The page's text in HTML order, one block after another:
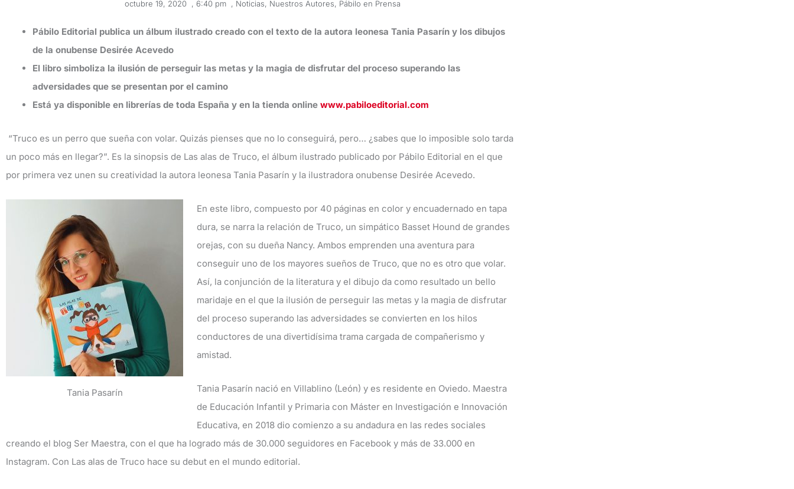
octubre 19, 2020 , 6:40 pm , Noticias, Nuestros Autores, Pábilo en Prensa
Pábilo Editorial publica un álbum ilustrado creado con el texto de la autora leonesa Tania Pasarín y los dibujos
de la onubense Desirée Acevedo
El libro simboliza la ilusión de perseguir las metas y la magia de disfrutar del proceso superando las
adversidades que se presentan por el camino
Está ya disponible en librerías de toda España y en la tienda online www.pabiloeditorial.com
“Truco es un perro que sueña con volar. Quizás pienses que no lo conseguirá, pero… ¿sabes que lo imposible solo tarda
un poco más en llegar?”. Es la sinopsis de Las alas de Truco, el álbum ilustrado publicado por Pábilo Editorial en el que
por primera vez unen su creatividad la autora leonesa Tania Pasarín y la ilustradora onubense Desirée Acevedo.
Tania Pasarín
En este libro, compuesto por 40 páginas en color y encuadernado en tapa
dura, se narra la relación de Truco, un simpático Basset Hound de grandes
orejas, con su dueña Nancy. Ambos emprenden una aventura para
conseguir uno de los mayores sueños de Truco, que no es otro que volar.
Así, la conjunción de la literatura y el dibujo da como resultado un bello
maridaje en el que la ilusión de perseguir las metas y la magia de disfrutar
del proceso superando las adversidades se convierten en los hilos
conductores de una divertidísima trama cargada de compañerismo y
amistad.
Tania Pasarín nació en Villablino (León) y es residente en Oviedo. Maestra
de Educación Infantil y Primaria con Máster en Investigación e Innovación
Educativa, en 2018 dio comienzo a su andadura en las redes sociales
creando el blog Ser Maestra, con el que ha logrado más de 30.000 seguidores en Facebook y más de 33.000 en
Instagram. Con Las alas de Truco hace su debut en el mundo editorial.